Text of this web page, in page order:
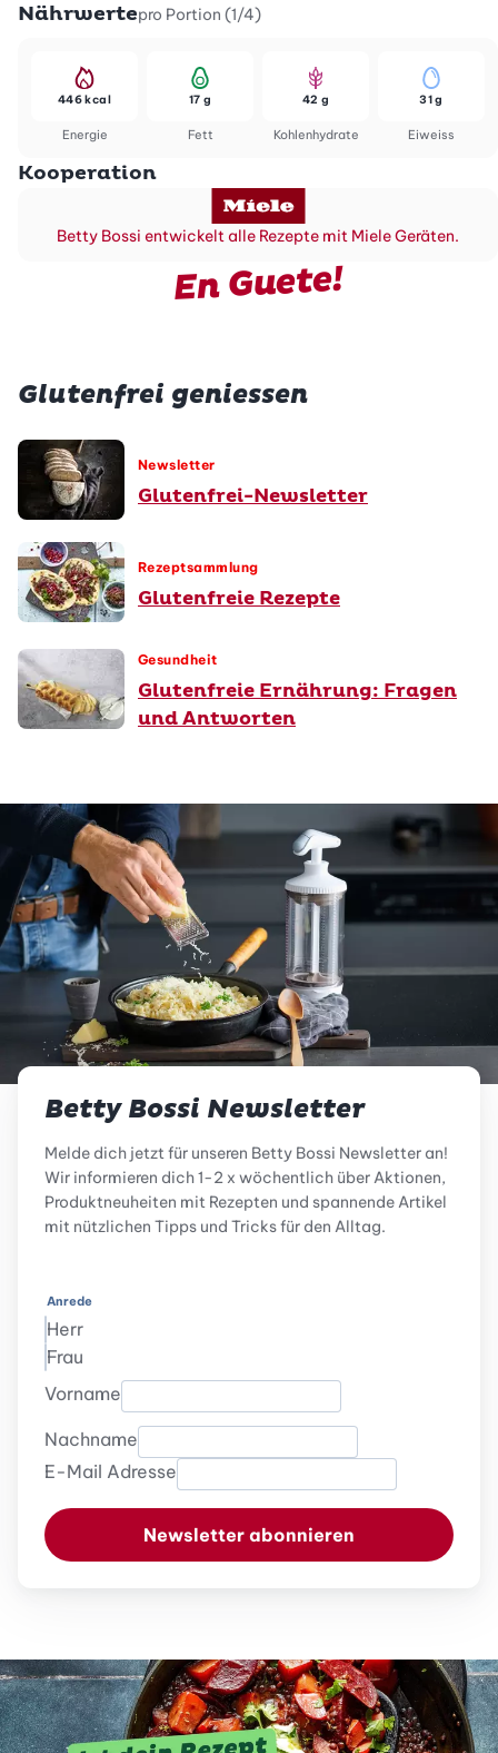
Nährwertepro Portion (1/4)
Energie
446 kcal
Fett
17 g
Kohlenhydrate
42 g
Eiweiss
31 g
Kooperation
Betty Bossi entwickelt alle Rezepte mit Miele Geräten.
En Guete!
Glutenfrei geniessen
Newsletter
Glutenfrei-Newsletter
Rezeptsammlung
Glutenfreie Rezepte
Gesundheit
Glutenfreie Ernährung: Fragen
und Antworten
Betty Bossi Newsletter
Melde dich jetzt für unseren Betty Bossi Newsletter an!
Wir informieren dich 1-2 x wöchentlich über Aktionen,
Produktneuheiten mit Rezepten und spannende Artikel
mit nützlichen Tipps und Tricks für den Alltag.
Anrede
Herr
Frau
Vorname
Nachname
E-Mail Adresse
Newsletter abonnieren